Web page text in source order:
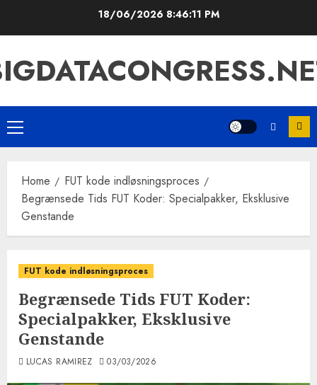
18/06/2026 8:46:12 PM
Primary
Menu
Home
FUT kode indløsningsproces
Begrænsede Tids FUT Koder: Specialpakker, Eksklusive
Genstande
FUT kode indløsningsproces
Begrænsede Tids FUT Koder:
Specialpakker, Eksklusive
Genstande
LUCAS RAMIREZ 03/03/2026